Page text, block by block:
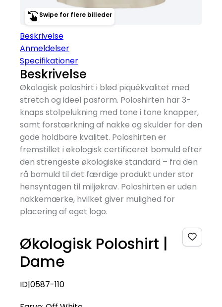
Swipe for flere billeder
Beskrivelse
Anmeldelser
Specifikationer
Beskrivelse
Økologisk poloshirt i blød piquékvalitet med
stretch og ideel pasform. Poloshirten har 3-
knaps stolpelukning med tone i tone knapper,
samt forstærkning af nakke og skulder for den
gode holdbare kvalitet. Poloshirten er
fremstillet i økologisk certificeret bomuld efter
den strengeste økologiske standard – fra den
rå bomuld til det færdige produkt under stor
hensyntagen til miljøkrav. Poloshirten er uden
nakkemærke, hvilket giver mulighed for
placering af eget logo.
Økologisk Poloshirt |
Dame
ID|0587-110